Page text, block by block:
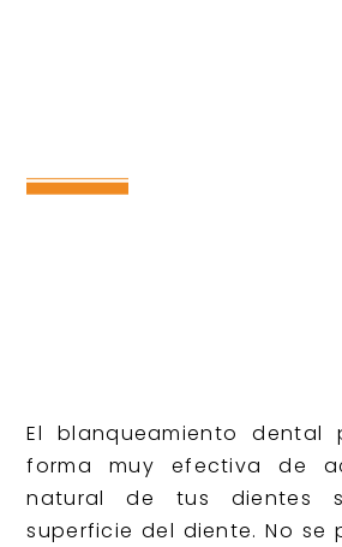
El blanqueamiento dental
forma muy efectiva de
natural de tus dientes
superficie del diente. No se